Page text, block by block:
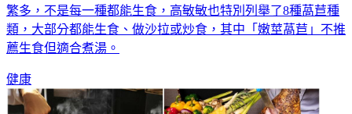
繁多，不是每一種都能生食，高敏敏也特別列舉了8種萵苣種
類，大部分都能生食、做沙拉或炒食，其中「嫩莖萵苣」不推
薦生食但適合煮湯。
健康